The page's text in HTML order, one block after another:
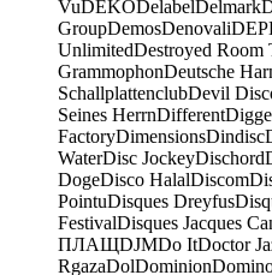
VuDEKODelabelDelmark
GroupDemosDenovaliDEP
UnlimitedDestroyed Room
GrammophonDeutsche
SchallplattenclubDevil
Seines HerrnDifferent
FactoryDimensionsDindisc
WaterDisc JockeyDischord
DogeDisco HalalDiscom
PointuDisques Dreyfus
FestivalDisques Jacques
ПЛАЩDJMDo ItDoctor
RgazaDolDominion